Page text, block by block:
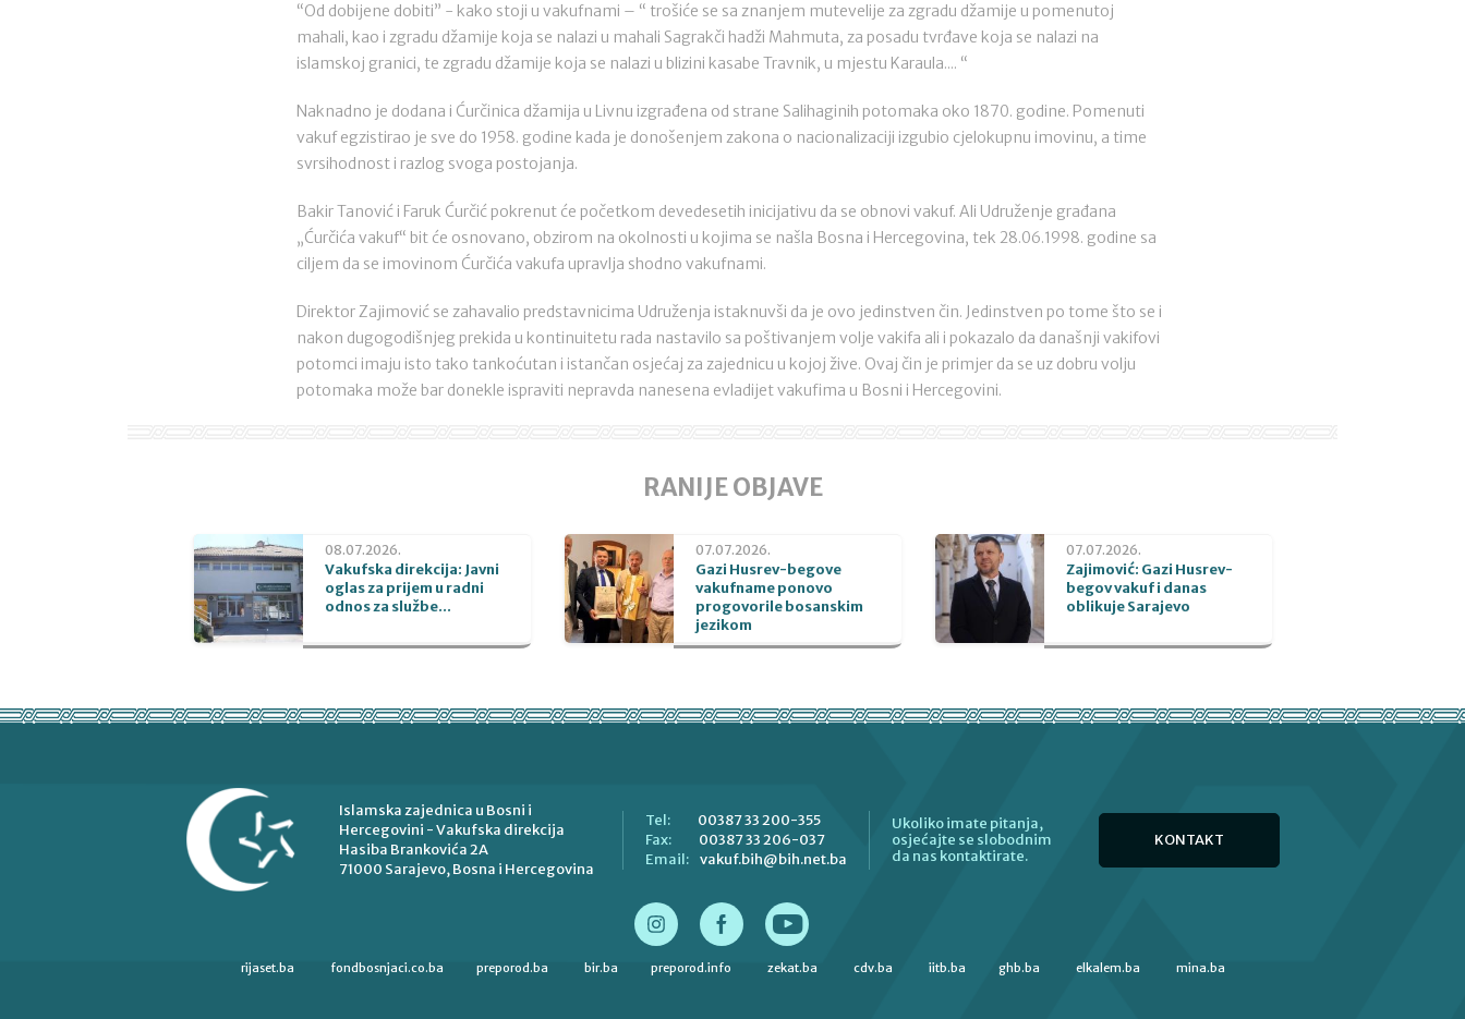
“Od dobijene dobiti” - kako stoji u vakufnami – “ trošiće se sa znanjem mutevelije za zgradu džamije u pomenutoj
mahali, kao i zgradu džamije koja se nalazi u mahali Sagrakči hadži Mahmuta, za posadu tvrđave koja se nalazi na
islamskoj granici, te zgradu džamije koja se nalazi u blizini kasabe Travnik, u mjestu Karaula.... “
Naknadno je dodana i Ćurčinica džamija u Livnu izgrađena od strane Salihaginih potomaka oko 1870. godine. Pomenuti
vakuf egzistirao je sve do 1958. godine kada je donošenjem zakona o nacionalizaciji izgubio cjelokupnu imovinu, a time
svrsihodnost i razlog svoga postojanja.
Bakir Tanović i Faruk Ćurčić pokrenut će početkom devedesetih inicijativu da se obnovi vakuf. Ali Udruženje građana
„Ćurčića vakuf“ bit će osnovano, obzirom na okolnosti u kojima se našla Bosna i Hercegovina, tek 28.06.1998. godine sa
ciljem da se imovinom Ćurčića vakufa upravlja shodno vakufnami.
Direktor Zajimović se zahavalio predstavnicima Udruženja istaknuvši da je ovo jedinstven čin. Jedinstven po tome što se i
nakon dugogodišnjeg prekida u kontinuitetu rada nastavilo sa poštivanjem volje vakifa ali i pokazalo da današnji vakifovi
potomci imaju isto tako tankoćutan i istančan osjećaj za zajednicu u kojoj žive. Ovaj čin je primjer da se uz dobru volju
potomaka može bar donekle ispraviti nepravda nanesena evladijet vakufima u Bosni i Hercegovini.
RANIJE OBJAVE
08.07.2026.
Vakufska direkcija: Javni
oglas za prijem u radni
odnos za službe...
07.07.2026.
Gazi Husrev-begove
vakufname ponovo
progovorile bosanskim
jezikom
07.07.2026.
Zajimović: Gazi Husrev-
begov vakuf i danas
oblikuje Sarajevo
Islamska zajednica u Bosni i
Hercegovini - Vakufska direkcija
Hasiba Brankovića 2A
71000 Sarajevo, Bosna i Hercegovina
Tel:
00387 33 200-355
Fax:
00387 33 206-037
Email:
vakuf.bih@bih.net.ba
Ukoliko imate pitanja,
osjećajte se slobodnim
da nas kontaktirate.
KONTAKT
rijaset.ba fondbosnjaci.co.ba preporod.ba bir.ba preporod.info zekat.ba cdv.ba iitb.ba ghb.ba elkalem.ba mina.ba